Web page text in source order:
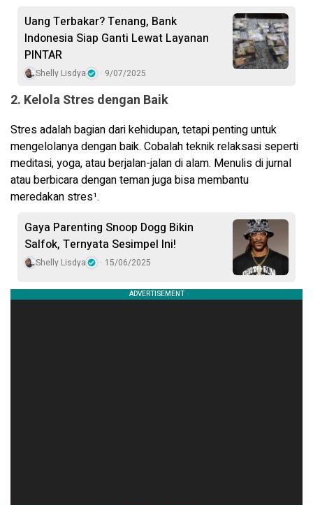
Uang Terbakar? Tenang, Bank
Indonesia Siap Ganti Lewat Layanan
PINTAR
Shelly Lisdya 9/07/2025
2. Kelola Stres dengan Baik
Stres adalah bagian dari kehidupan, tetapi penting untuk
mengelolanya dengan baik. Cobalah teknik relaksasi seperti
meditasi, yoga, atau berjalan-jalan di alam. Menulis di jurnal
atau berbicara dengan teman juga bisa membantu
meredakan stres¹.
Gaya Parenting Snoop Dogg Bikin
Salfok, Ternyata Sesimpel Ini!
Shelly Lisdya 15/06/2025